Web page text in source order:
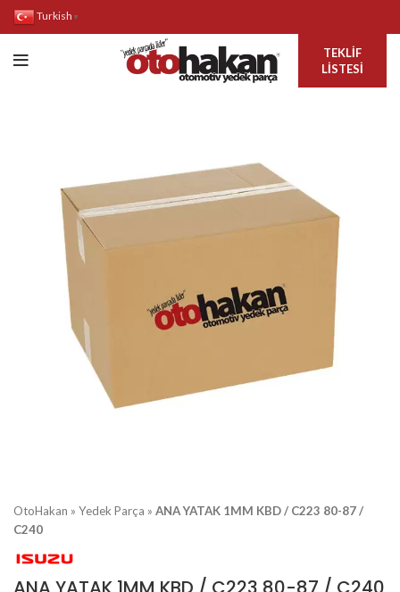
Turkish ▼
TEKLIF
LISTESI
OtoHakan » Yedek Parça » ANA YATAK 1MM KBD / C223 80-87 /
C240